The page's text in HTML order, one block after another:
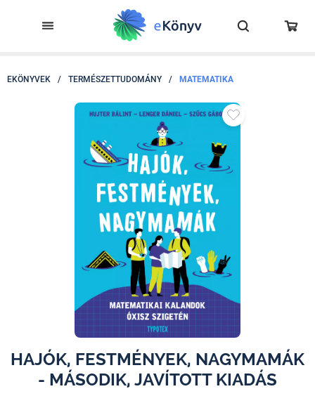
EKÖNYVEK / TERMÉSZETTUDOMÁNY / MATEMATIKA
HAJÓK, FESTMÉNYEK, NAGYMAMÁK
- MÁSODIK, JAVÍTOTT KIADÁS